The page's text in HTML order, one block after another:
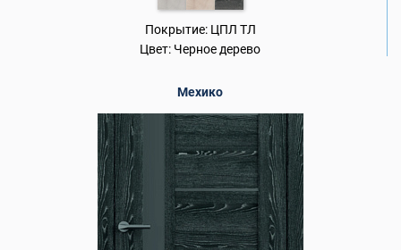
Покрытие: ЦПЛ ТЛ
Цвет: Черное дерево
Мехико